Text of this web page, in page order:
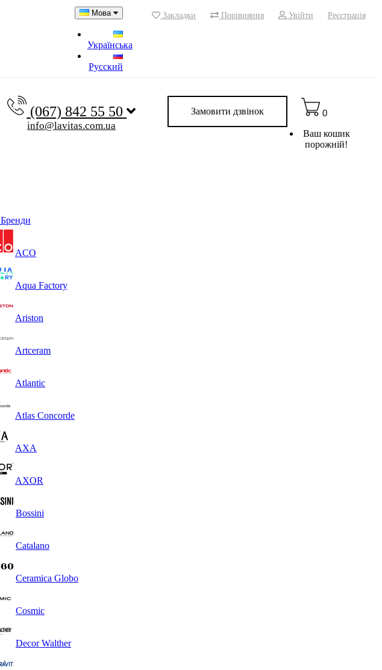
Мова
Українська
Русский
Закладки Порівняння Увійти Реєстрація
(067) 842 55 50
info@lavitas.com.ua
Замовити дзвінок
0
Ваш кошик
порожній!
Бренди
ACO
Aqua Factory
Ariston
Artceram
Atlantic
Atlas Concorde
AXA
AXOR
Bossini
Catalano
Ceramica Globo
Cosmic
Decor Walther